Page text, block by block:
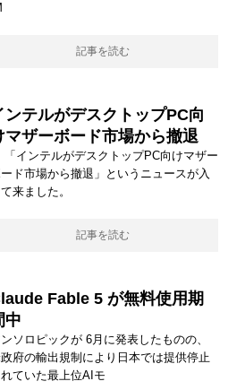
記事を読む
ンテルがデスクトップPC向
マザーボード市場から撤退
「インテルがデスクトップPC向けマザー
ド市場から撤退」というニュースが入
来ました。
記事を読む
Fable 5 が無料使用期
中
ソロピックが 6月に発表したものの、
府の輸出規制により日本では提供停止
ていた最上位AIモ